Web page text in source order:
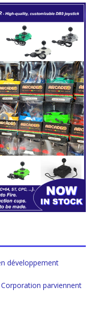
développement
parviennent